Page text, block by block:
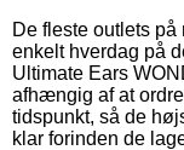
De fleste outlets
enkelt hverdag på
Ultimate Ears
afhængig af at
tidspunkt, så de
klar forinden de